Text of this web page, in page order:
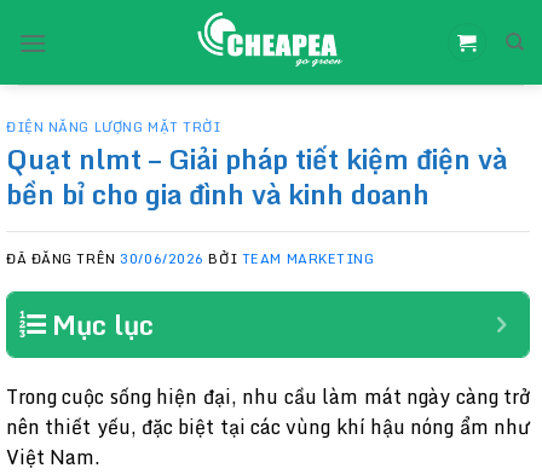
đến
ĐIỆN NĂNG LƯỢNG MẶT TRỜI
Quạt nlmt – Giải pháp tiết kiệm điện và
bền bỉ cho gia đình và kinh doanh
ĐÃ ĐĂNG TRÊN 30/06/2026 BỞI TEAM MARKETING
Mục lục
Trong cuộc sống hiện đại, nhu cầu làm mát ngày càng trở
nên thiết yếu, đặc biệt tại các vùng khí hậu nóng ẩm như
Việt Nam.